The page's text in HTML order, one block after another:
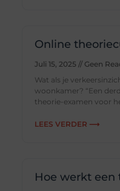
Online
Juli 15, 2025
Geen
Wat als je
woonkamer? “Een
theorie-examen voor
LEES VERDER ⟶
Hoe werkt een